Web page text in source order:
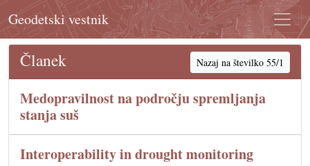
Geodetski vestnik
Članek Nazaj na številko 55/1
Medopravilnost na področju spremljanja
stanja suš
Interoperability in drought monitoring